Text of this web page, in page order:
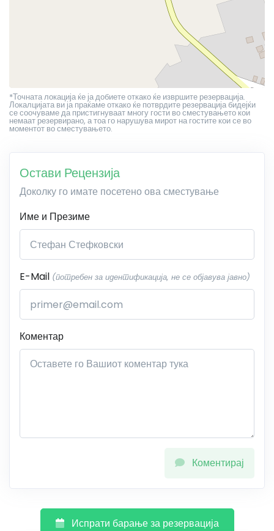
*Точната локација ќе ја добиете откако ќе извршите резервација.
Локалцијата ви ја праќаме откако ќе потврдите резервација бидејќи
се соочуваме да пристигнуваат многу гости во сместувањето кои
немаат резервирано, а тоа го нарушува мирот на гостите кои се во
моментот во сместувањето.
Остави Рецензија
Доколку го имате посетено ова сместување
Име и Презиме
E-Mail (потребен за идентификација, не се објавува јавно)
Коментар
Коментирај
Испрати барање за резервација